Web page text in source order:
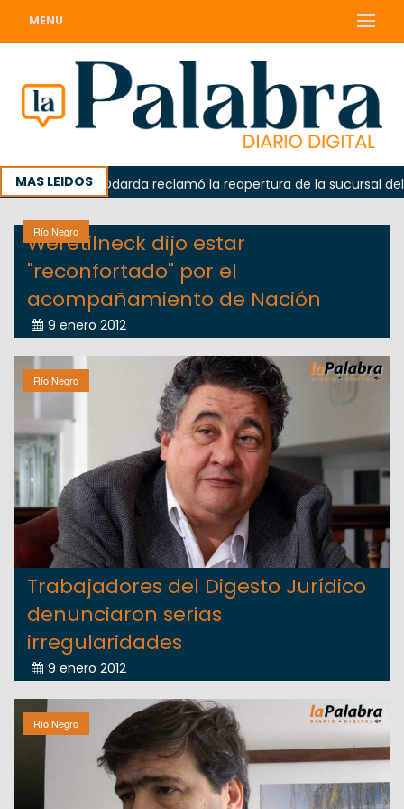
MENU
MAS LEIDOSOdarda reclamó la reapertura de la sucursal del
Río Negro
Weretilneck dijo estar
"reconfortado" por el
acompañamiento de Nación
9 enero 2012
Río Negro
Trabajadores del Digesto Jurídico
denunciaron serias
irregularidades
9 enero 2012
Río Negro